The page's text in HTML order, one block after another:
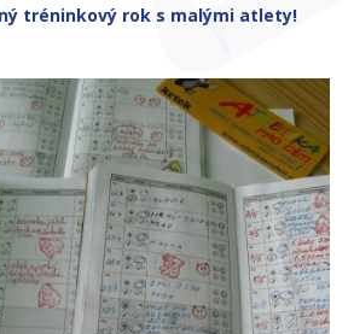
tréninkový rok s malými atlety!